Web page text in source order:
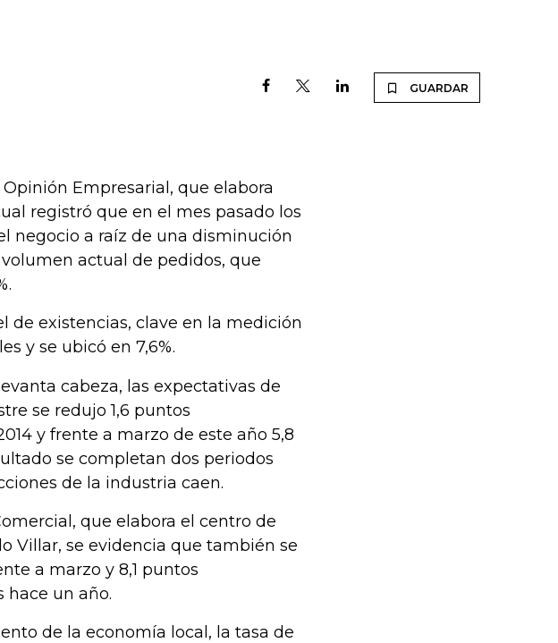
GUARDAR
Empresarial, que elabora
registró que en el mes pasado los
negocio a raíz de una disminución
actual de pedidos, que
de existencias, clave en la medición
y se ubicó en 7,6%.
cabeza, las expectativas de
se redujo 1,6 puntos
y frente a marzo de este año 5,8
se completan dos periodos
de la industria caen.
que elabora el centro de
Villar, se evidencia que también se
a marzo y 8,1 puntos
hace un año.
de la economía local, la tasa de